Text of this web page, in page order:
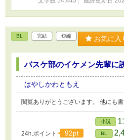
BL 完結 短編 お気に入
バスケ部のイケメン先輩に
はやしかわともえ
閲覧ありがとうございます。 他にも
24h.ポイント 92pt
小説
BL